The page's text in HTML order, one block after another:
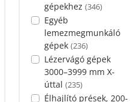
gépekhez (346)
Egyéb
lemezmegmunkáló
gépek (236)
Lézervágó gépek
3000–3999 mm X-
úttal (235)
Élhajlító prések, 200-